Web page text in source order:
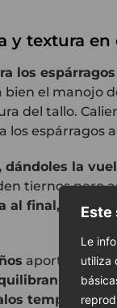
Este
Le
utiliza
y textura
los
el manojo
del tallo.
los espárragos
la
tiernos pero
al final, justo
aportan un
la
templar